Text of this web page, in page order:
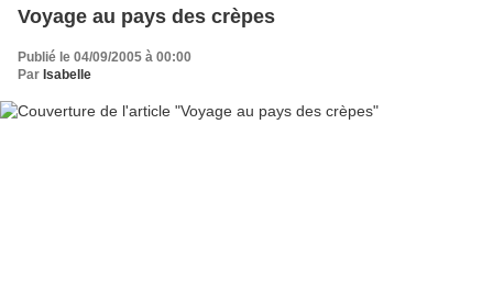
Voyage au pays des crèpes
Publié le 04/09/2005 à 00:00
Par Isabelle